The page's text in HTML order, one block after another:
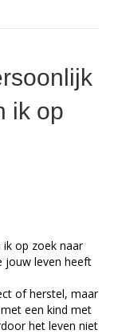
luxe zijn ! Het
ik op
op zoek naar
jouw leven heeft
of herstel, maar
een kind met
het leven niet